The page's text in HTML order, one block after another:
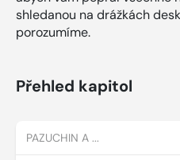
shledanou na drážkách
porozumíme.
Přehled kapitol
PAZUCHIN A ...